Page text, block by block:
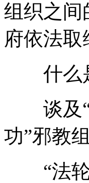
组织之间
府依法取
什么是
谈及“
功”邪教
“法轮